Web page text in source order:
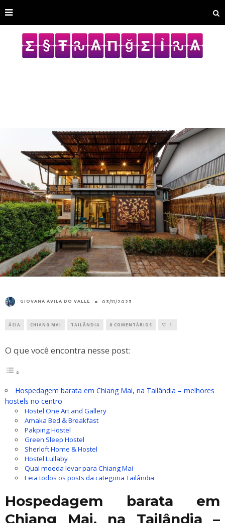
GIOVANA ÁVILA DO VALLE 03/11/2023
ÁSIA CHIANG MAI TAILÂNDIA 0 COMENTÁRIOS 1
O que você encontra nesse post:
Hospedagem barata em Chiang Mai, na Tailândia – melhores
hostels no centro
Hostel One Art and Gallery
Amaka Bed & Breakfast
Pakping Hostel
Green Sleep Hostel
Sherloft Home & Hostel
Hostel Lullaby
Qual moeda levar para Chiang Mai
Leia todos os posts da categoria Tailândia
Hospedagem barata em
Chiang Mai, na Tailândia –